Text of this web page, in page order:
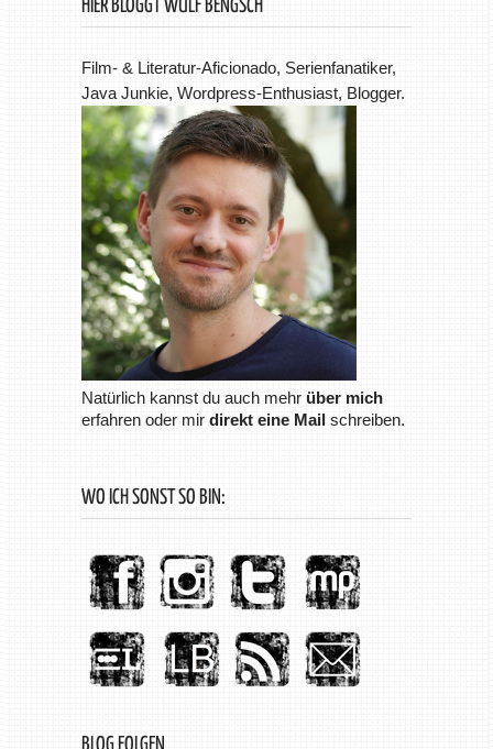
HIER BLOGGT WULF BENGSCH
Film- & Literatur-Aficionado, Serienfanatiker,
Java Junkie, Wordpress-Enthusiast, Blogger.
Natürlich kannst du auch mehr über mich
erfahren oder mir direkt eine Mailschreiben.
WO ICH SONST SO BIN: